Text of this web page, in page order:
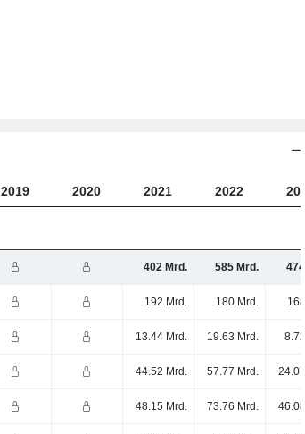
2019 2020 2021 2022
402 Mrd. 585 Mrd. 474
192 Mrd. 180 Mrd.
13.44 Mrd. 19.63 Mrd. 8.72
44.52 Mrd. 57.77 Mrd. 24.07
48.15 Mrd. 73.76 Mrd. 46.08